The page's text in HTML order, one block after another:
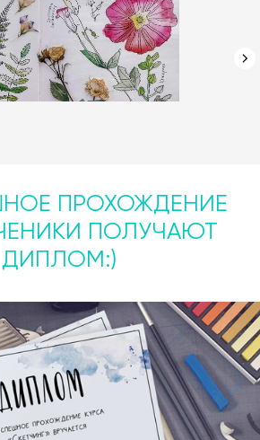
ПРОХОЖДЕНИЕ
ПОЛУЧАЮТ
ДИПЛОМ:)